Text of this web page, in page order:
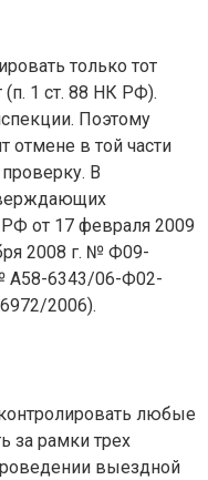
только тот
(п. 1 ст. 88 НК РФ).
Поэтому
отмене в той части
В
от 17 февраля 2009
2008 г. № Ф09-
А58-6343/06-Ф02-
2006).
любые
за рамки трех
выездной